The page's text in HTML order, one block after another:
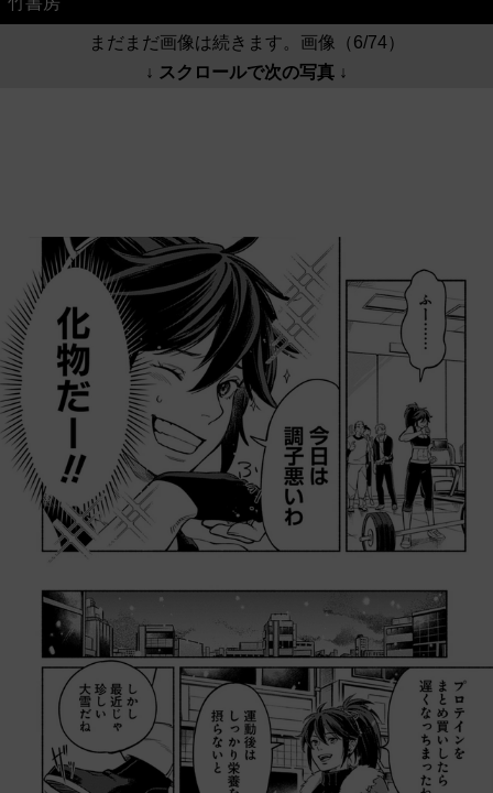
まだまだ画像は続きます。画像（6/74）
↓ スクロールで次の写真 ↓